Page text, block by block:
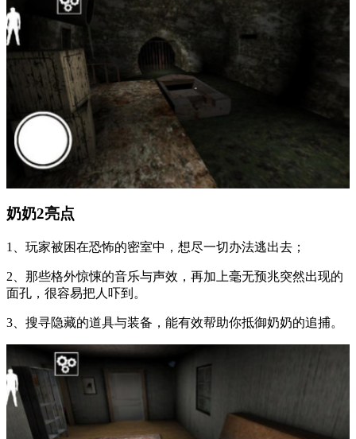
奶奶2亮点
1、玩家被困在恐怖的密室中，想尽一切办法逃出去；
2、那些格外惊悚的音乐与声效，再加上毫无预兆突然出现的
面孔，很容易把人吓到。
3、搜寻隐藏的道具与装备，能有效帮助你抵御奶奶的追捕。